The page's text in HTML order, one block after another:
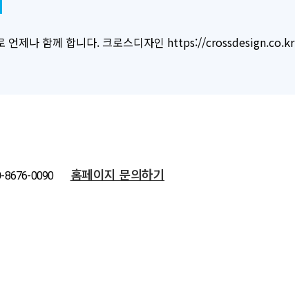
언제나 함께 합니다. 크로스디자인 https://crossdesign.co.kr
8676-0090 홈페이지 문의하기